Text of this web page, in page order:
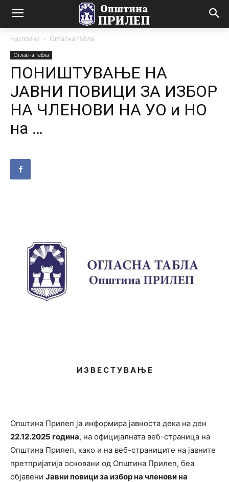
Насловна Огласна табла
Огласна табла
ПОНИШТУВАЊЕ НА
ЈАВНИ ПОВИЦИ ЗА ИЗБОР
НА ЧЛЕНОВИ НА УО и НО
на …
И З В Е С Т У В А Њ Е
Општина Прилеп ја информира јавноста дека на ден
22.12.2025 година, на официјалната веб-страница на
Општина Прилеп, како и на веб-страниците на јавните
претпријатија основани од Општина Прилеп, беа
објавени Јавни повици за избор на членови на